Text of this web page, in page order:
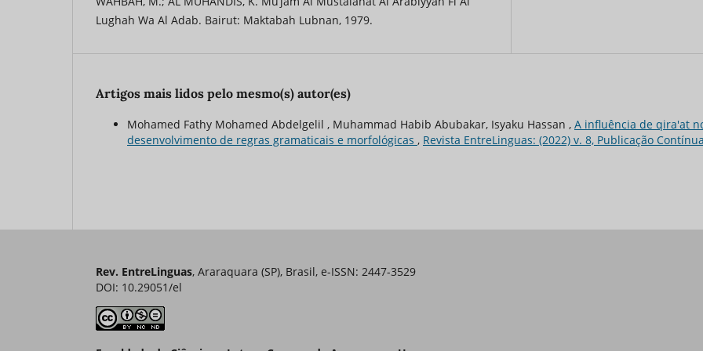
Lughah Wa Al Adab. Bairut: Maktabah Lubnan, 1979.
Artigos mais lidos pelo mesmo(s) autor(es)
Mohamed Fathy Mohamed Abdelgelil , Muhammad Habib Abubakar, Isyaku Hassan , A influência de qira'at
desenvolvimento de regras gramaticais e morfológicas , Revista EntreLinguas: (2022) v. 8, Publicação
Rev. EntreLinguas, Araraquara (SP), Brasil, e-ISSN: 2447-3529
DOI: 10.29051/el